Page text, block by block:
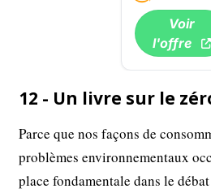
Voir
l'offre
12 - Un livre sur le
Parce que nos façons de
problèmes environnementaux
place fondamentale dans le